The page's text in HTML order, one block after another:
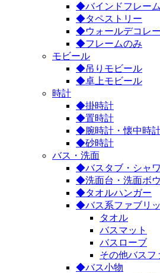
◆バインドフレー
◆タペストリー
◆ウォールデコレ
◆フレームのみ
モビール
◆吊りモビール
◆卓上モビール
時計
◆掛時計
◆置時計
◆腕時計・懐中時
◆砂時計
バス・洗面
◆バスタブ・シャ
◆洗面台・洗面ボ
◆タオルハンガー
◆バス系ファブリ
タオル
バスマット
バスローブ
その他バスフ
◆バス小物